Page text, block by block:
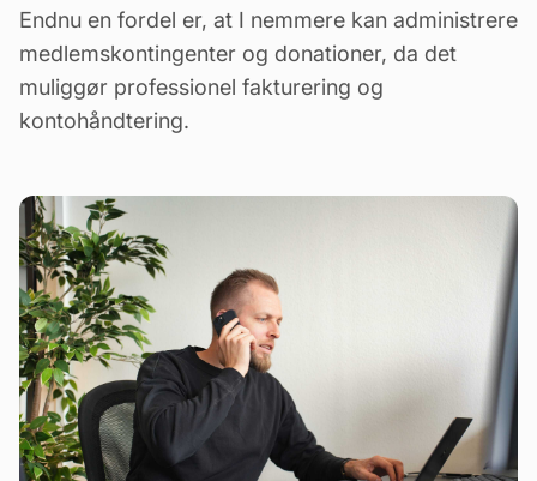
Endnu en fordel er, at I nemmere kan administrere
medlemskontingenter og donationer, da det
muliggør professionel fakturering og
kontohåndtering.